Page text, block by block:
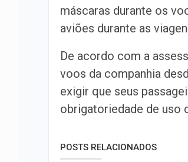
máscaras durante os
aviões durante as
De acordo com a
voos da companhia
exigir que seus
obrigatoriedade de uso
POSTS RELACIONADOS